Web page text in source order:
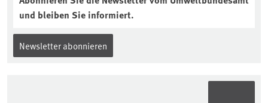
und bleiben Sie informiert.
Newsletter abonnieren